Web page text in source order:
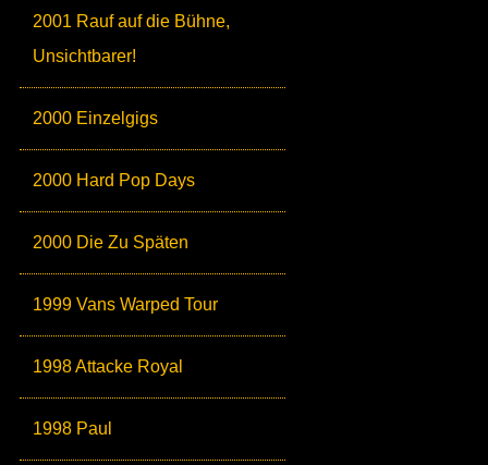
2001 Rauf auf die Bühne,
Unsichtbarer!
2000 Einzelgigs
2000 Hard Pop Days
2000 Die Zu Späten
1999 Vans Warped Tour
1998 Attacke Royal
1998 Paul